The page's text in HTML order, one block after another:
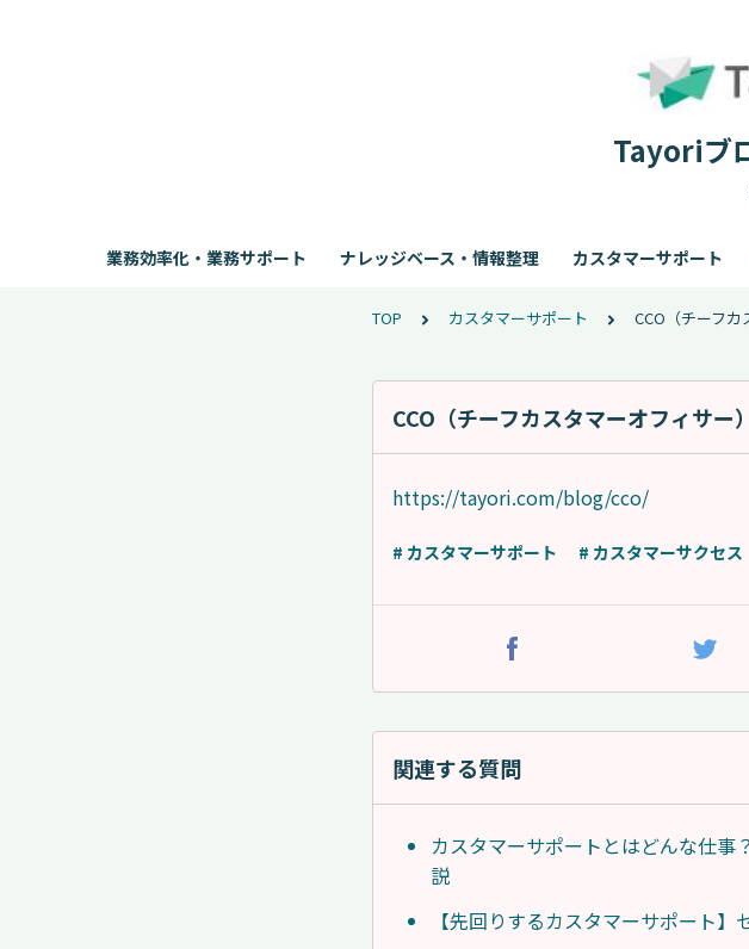
Tayoriブ
業務効率化・業務サポート ナレッジベース・情報整理 カスタマーサポート
TOP カスタマーサポート CCO（チーフ
CCO（チーフカスタマーオフィサ
https://tayori.com/blog/cco/
# カスタマーサポート # カスタマーサクセス
関連する質問
カスタマーサポートとはどんな仕
説
【先回りするカスタマーサポート